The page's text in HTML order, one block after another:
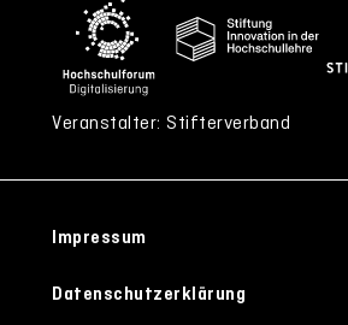
Veranstalter: Stifterverband
Impressum
Datenschutzerklärung